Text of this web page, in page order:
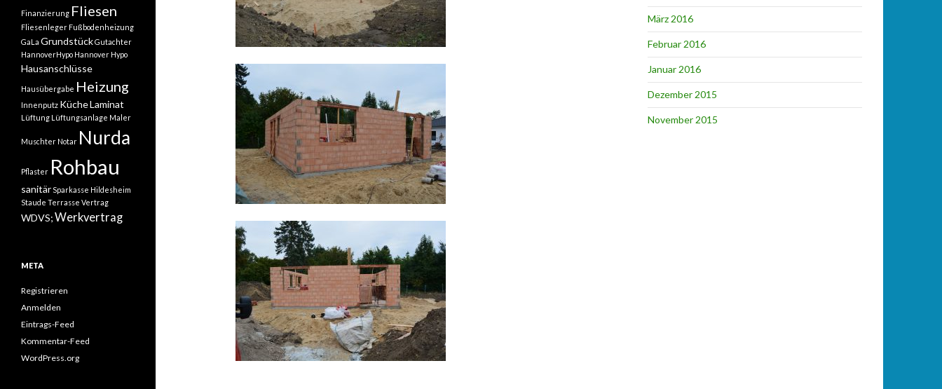
März 2016
Februar 2016
Januar 2016
Dezember 2015
November 2015
Finanzierung Fliesen
Fliesenleger Fußbodenheizung
GaLa GrundstückGutachter
HannoverHypo Hannover Hypo
Hausanschlüsse
Hausübergabe Heizung
Innenputz KücheLaminat
Lüftung Lüftungsanlage Maler
Muschter Notar Nurda
Pflaster Rohbau
sanitär Sparkasse Hildesheim
Staude Terrasse Vertrag
WDVS;Werkvertrag
META
Registrieren
Anmelden
Eintrags-Feed
Kommentar-Feed
WordPress.org